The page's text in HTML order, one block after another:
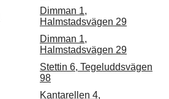
Dimman 1,
Halmstadsvägen 29
Dimman 1,
Halmstadsvägen 29
Stettin 6, Tegeluddsvägen
98
Kantarellen 4,